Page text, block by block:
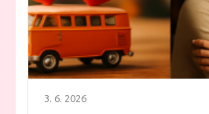
3. 6. 2026